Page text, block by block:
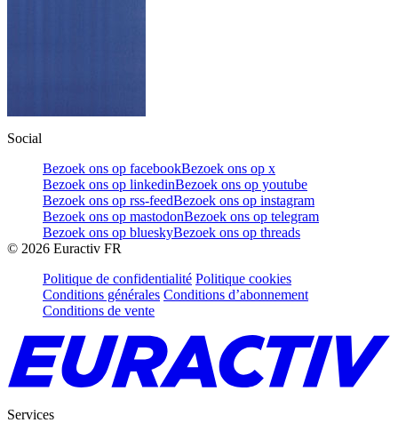
Social
Bezoek ons op facebookBezoek ons op x
Bezoek ons op linkedinBezoek ons op youtube
Bezoek ons op rss-feedBezoek ons op instagram
Bezoek ons op mastodonBezoek ons op telegram
Bezoek ons op blueskyBezoek ons op threads
© 2026 Euractiv FR
Politique de confidentialité Politique cookies
Conditions générales Conditions d’abonnement
Conditions de vente
Services